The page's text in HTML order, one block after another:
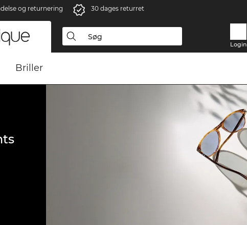
og returnering 30 dages returret
Login
Briller